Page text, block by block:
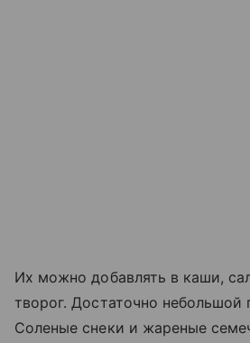
Их можно добавлять в каши,
творог. Достаточно небольшой
Соленые снеки и жареные